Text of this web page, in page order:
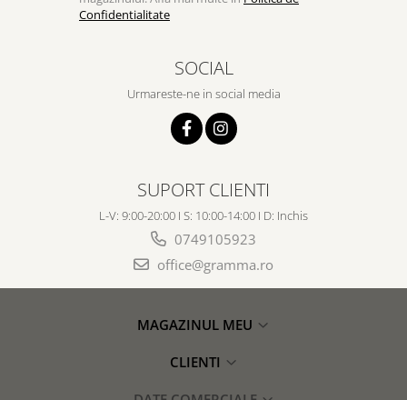
Confidentialitate
SOCIAL
Urmareste-ne in social media
SUPORT CLIENTI
L-V: 9:00-20:00 I S: 10:00-14:00 I D: Inchis
0749105923
office@gramma.ro
MAGAZINUL MEU
CLIENTI